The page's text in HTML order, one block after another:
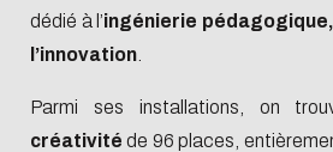
dédié à l’ingénierie
l’innovation
Parmi ses installations, on
créativité de 96 places,